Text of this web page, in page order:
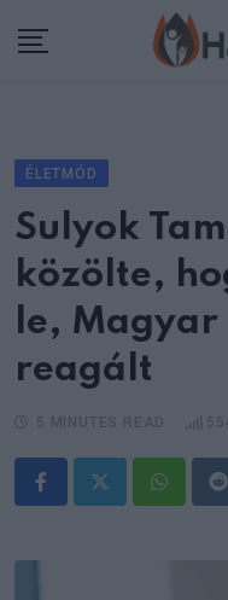
ÉLETMÓD
Sulyok
közölte,
le, Magyar
reagált